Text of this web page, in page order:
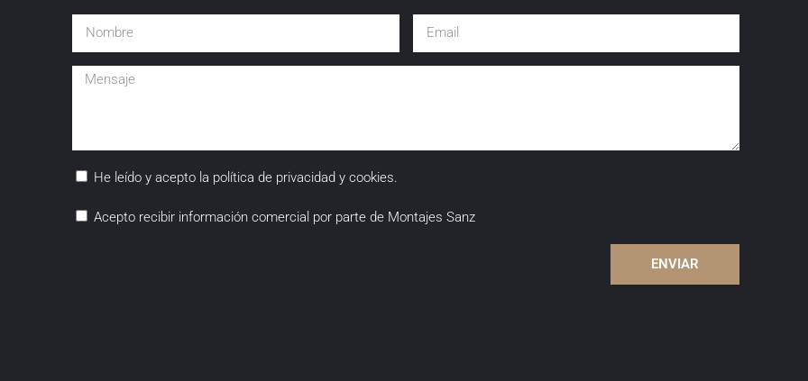
He leído y acepto la política de privacidad y cookies.
Acepto recibir información comercial por parte de Montajes Sanz
ENVIAR